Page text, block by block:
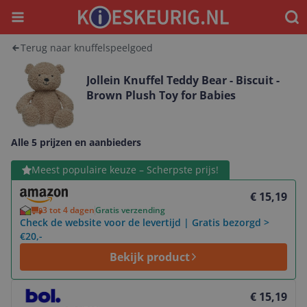
Menu
Terug naar knuffelspeelgoed
Jollein Knuffel Teddy Bear - Biscuit -
Brown Plush Toy for Babies
Alle 5 prijzen en aanbieders
Meest populaire keuze – Scherpste prijs!
€ 15,19
3 tot 4 dagenGratis verzending
Check de website voor de levertijd | Gratis bezorgd >
€20,-
Bekijk product
Bekijk product
€ 15,19
Bekijk product